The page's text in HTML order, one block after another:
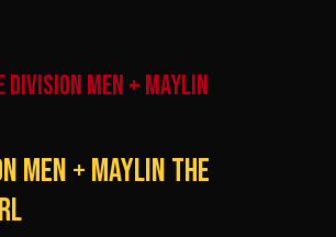
DIVISION MEN + MAYLIN
MEN + MAYLIN the